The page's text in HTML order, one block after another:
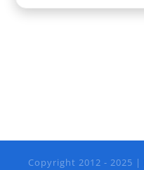
Copyright 2012 - 2025 |